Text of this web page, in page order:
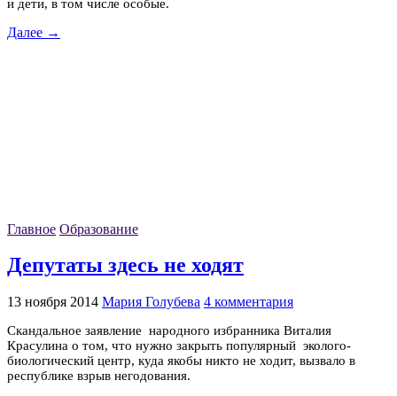
и дети, в том числе особые.
Далее →
Главное Образование
Депутаты здесь не ходят
13 ноября 2014 Мария Голубева 4 комментария
Скандальное заявление народного избранника Виталия
Красулина о том, что нужно закрыть популярный эколого-
биологический центр, куда якобы никто не ходит, вызвало в
республике взрыв негодования.